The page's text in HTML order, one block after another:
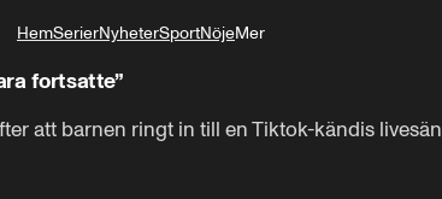
HemSerierNyheterSportNöjeMer
fortsatte”
att barnen ringt in till en Tiktok-kändis